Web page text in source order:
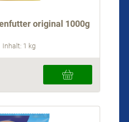
original 1000g
Inhalt: 1 kg